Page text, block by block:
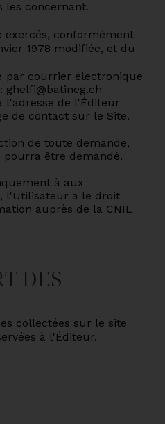
les concernant.
exercés, conformément
1978 modifiée, et du
par courrier électronique
ghelfi@batineg.ch
l'adresse de l'Éditeur
de contact sur le Site.
de toute demande,
être demandé.
à aux
l'Utilisateur a le droit
auprès de la CNIL
DES
collectées sur le site
à l'Éditeur.